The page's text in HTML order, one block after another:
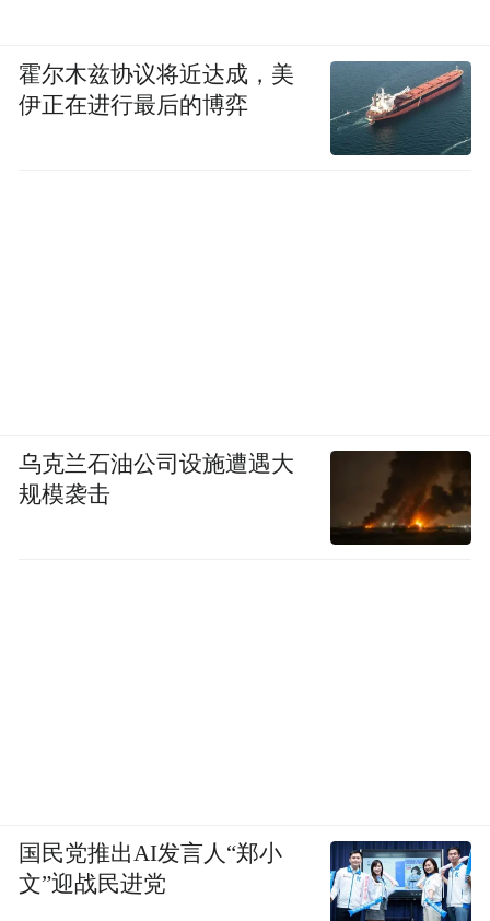
霍尔木兹协议将近达成，美
伊正在进行最后的博弈
乌克兰石油公司设施遭遇大
规模袭击
国民党推出AI发言人“郑小
文”迎战民进党